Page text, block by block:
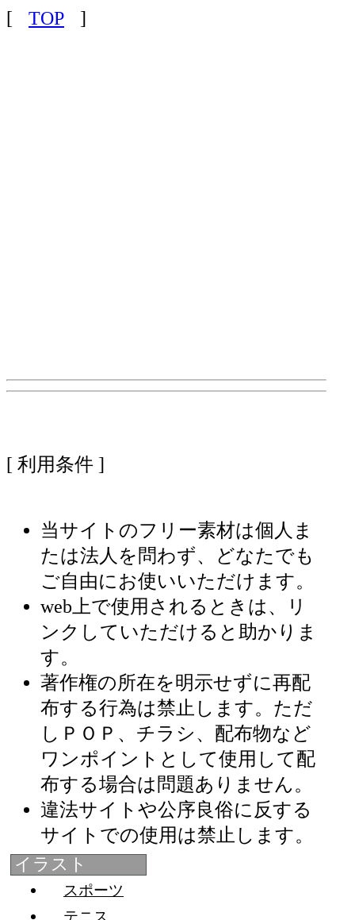
[ TOP ]
[ 利用条件 ]
当サイトのフリー素材は個人ま
たは法人を問わず、どなたでも
ご自由にお使いいただけます。
web上で使用されるときは、リ
ンクしていただけると助かりま
す。
著作権の所在を明示せずに再配
布する行為は禁止します。ただ
しＰＯＰ、チラシ、配布物など
ワンポイントとして使用して配
布する場合は問題ありません。
違法サイトや公序良俗に反する
サイトでの使用は禁止します。
イラスト
スポーツ
テニス